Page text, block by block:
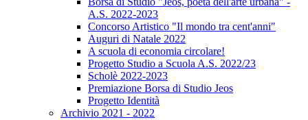
A.S. 2022-2023
Concorso Artistico "Il mondo tra cent'anni"
Auguri di Natale 2022
A scuola di economia circolare!
Progetto Studio a Scuola A.S. 2022/23
Scholè 2022-2023
Premiazione Borsa di Studio Jeos
Progetto Identità
Archivio 2021 - 2022